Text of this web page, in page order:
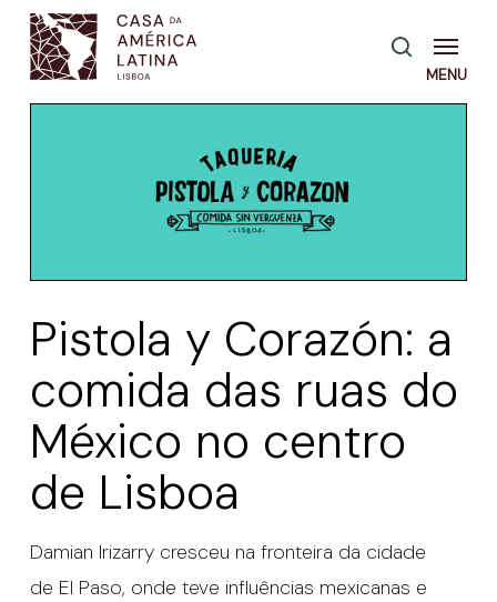
Skip
main
pesquisa
Menu
Pistola y Corazón: a
comida das ruas do
México no centro
de Lisboa
Damian Irizarry cresceu na fronteira da cidade
de El Paso, onde teve influências mexicanas e